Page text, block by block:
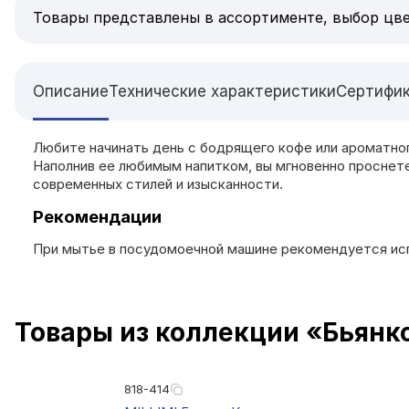
Товары представлены в ассортименте, выбор
ОписаниеТехнические характеристики
Любите начинать день с бодрящего кофе или
Наполнив ее любимым напитком, вы мгновенно
современных стилей и изысканности.
Рекомендации
При мытье в посудомоечной машине рекомендуется
Товары из коллекции
818-414